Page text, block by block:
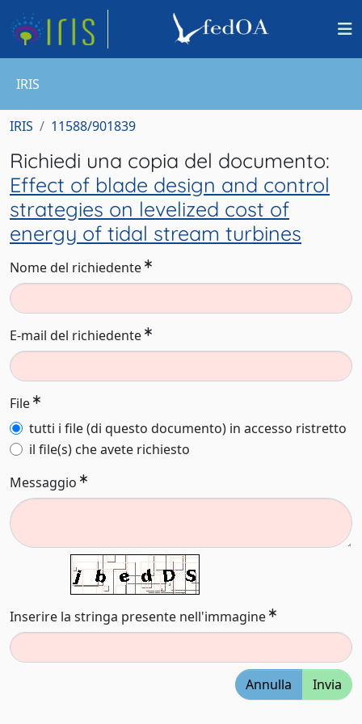
IRIS
IRIS 11588/901839
Richiedi una copia del documento:
Effect of blade design and control
strategies on levelized cost of
energy of tidal stream turbines
Nome del richiedente
E-mail del richiedente
File
tutti i file (di questo documento) in accesso ristretto
il file(s) che avete richiesto
Messaggio
Inserire la stringa presente nell'immagine
Annulla Invia